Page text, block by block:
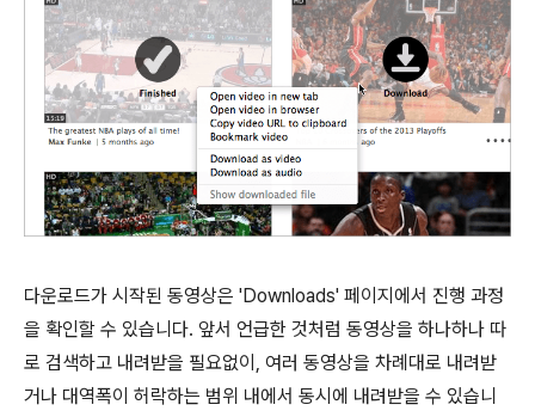
다운로드가 시작된 동영상은 'Downloads' 페이지에서 진행 과정
을 확인할 수 있습니다. 앞서 언급한 것처럼 동영상을 하나하나 따
로 검색하고 내려받을 필요없이, 여러 동영상을 차례대로 내려받
거나 대역폭이 허락하는 범위 내에서 동시에 내려받을 수 있습니